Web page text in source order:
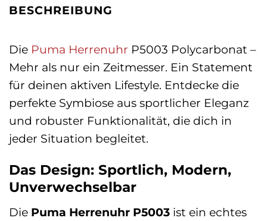
BESCHREIBUNG
Die Puma Herrenuhr P5003 Polycarbonat –
Mehr als nur ein Zeitmesser. Ein Statement
für deinen aktiven Lifestyle. Entdecke die
perfekte Symbiose aus sportlicher Eleganz
und robuster Funktionalität, die dich in
jeder Situation begleitet.
Das Design: Sportlich, Modern,
Unverwechselbar
Die Puma Herrenuhr P5003 ist ein echtes